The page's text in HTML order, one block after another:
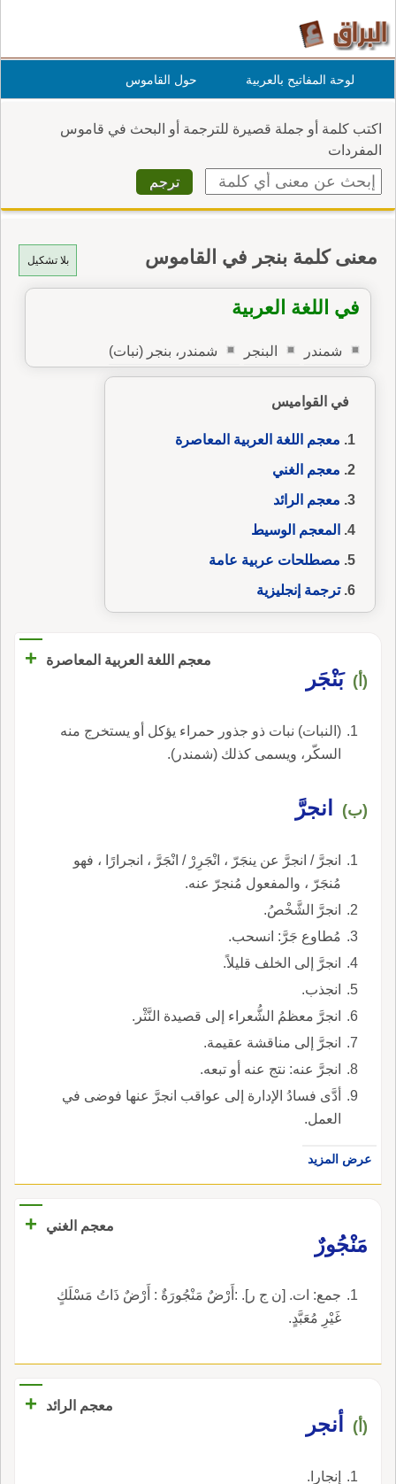
لوحة المفاتيح بالعربية حول القاموس
اكتب كلمة أو جملة قصيرة للترجمة أو البحث في قاموس
المفردات
بلا تشكيل معنى كلمة بنجر في القاموس
في اللغة العربية
شمندر البنجر شمندر، بنجر (نبات)
في القواميس
معجم اللغة العربية المعاصرة
معجم الغني
معجم الرائد
المعجم الوسيط
مصطلحات عربية عامة
ترجمة إنجليزية
معجم اللغة العربية المعاصرة +
(أ) بَنْجَر
(النبات) نبات ذو جذور حمراء يؤكل أو يستخرج منه
السكّر، ويسمى كذلك (شمندر).
(ب) انجرَّ
انجرَّ / انجرَّ عن ينجَرّ ، انْجَرِرْ / انْجَرَّ ، انجرارًا ، فهو
مُنجَرّ ، والمفعول مُنجرّ عنه.
انجرَّ الشَّخْصُ.
مُطاوع جَرَّ: انسحب.
انجرَّ إلى الخلف قليلاً.
انجذب.
انجرَّ معظمُ الشُّعراء إلى قصيدة النَّثْر.
انجرَّ إلى مناقشة عقيمة.
انجرَّ عنه: نتج عنه أو تبعه.
أدَّى فسادُ الإدارة إلى عواقب انجرَّ عنها فوضى في
العمل.
عرض المزيد
معجم الغني
+
مَنْجُورٌ
جمع: ات. [ن ج ر]. :أَرْضٌ مَنْجُورَةٌ : أَرْضٌ ذَاتُ مَسْلَكٍ
غَيْرِ مُعَبَّدٍ.
معجم الرائد +
(أ) أنجر
إنجارا.